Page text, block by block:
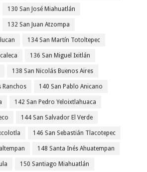
130 San José Miahuatlán
132 San Juan Atzompa
134 San Martín Totoltepec
136 San Miguel Ixitlán
138 San Nicolás Buenos Aires
Ranchos 140 San Pablo Anicano
142 San Pedro Yeloixtlahuaca
144 San Salvador El Verde
146 San Sebastián Tlacotepec
148 Santa Inés Ahuatempan
150 Santiago Miahuatlán